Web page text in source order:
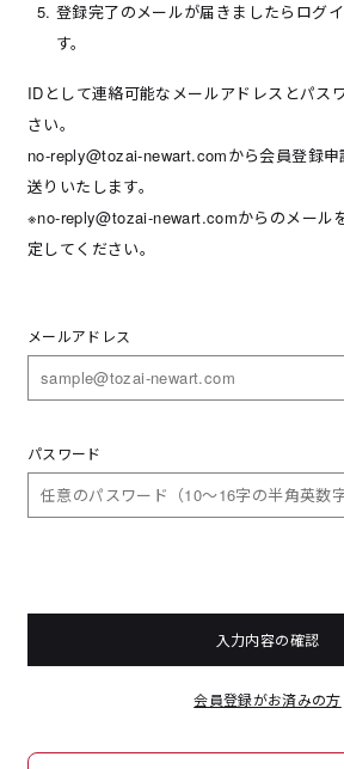
登録完了のメールが届きましたらログ
す。
IDとして連絡可能なメールアドレスとパス
さい。
no-reply@tozai-newart.comから会員登録
送りいたします。
※no-reply@tozai-newart.comからのメール
定してください。
メールアドレス
パスワード
入力内容の確認
会員登録がお済みの方